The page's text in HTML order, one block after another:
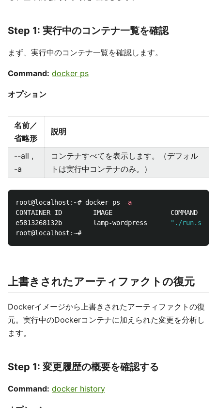
Step 1: 実行中のコンテナ一覧を確認
まず、実行中のコンテナ一覧を確認します。
Command: docker ps
オプション
名前／
省略形
説明
--all ,
-a
コンテナすべてを表示します。（デフォル
トは実行中コンテナのみ。）
root@localhost:~# docker ps
-a
CONTAINER ID        IMAGE
e5813268132b        lamp-wordpress
"./run.sh"
上書きされたアーティファクトの復元
Dockerイメージから上書きされたアーティファクトの復
元。実行中のDockerコンテナに加えられた変更を分析し
ます。
Step 1: 変更履歴の概要を確認する
Command: docker history